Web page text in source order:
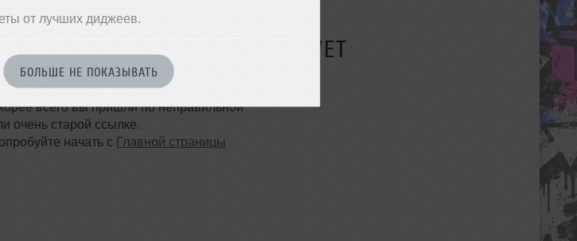
от лучших диджеев.
БОЛЬШЕ НЕ ПОКАЗЫВАТЬ
ТАКОЙ СТРАНИЦЫ НЕ СУЩЕСТВУЕТ
404
всего вы пришли по неправильной
очень старой ссылке.
начать с Главной страницы